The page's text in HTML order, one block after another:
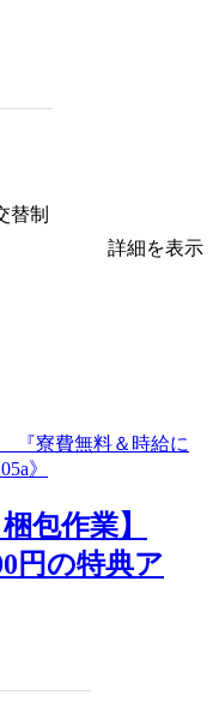
替制
詳細を表示
包作業】
円の特典ア